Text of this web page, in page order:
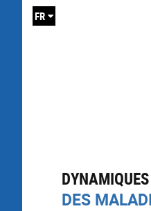
DES
FR